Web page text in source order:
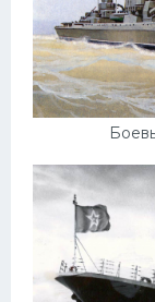
Фиат
Ситроен
Субару
Подводные
Митсубиси
Киа